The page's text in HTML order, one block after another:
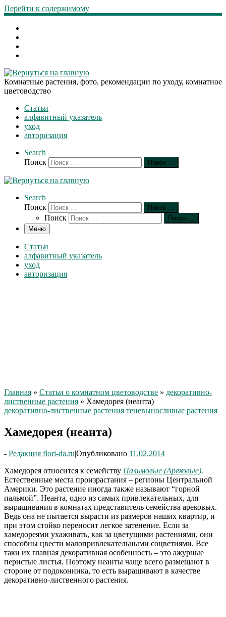
Перейти к содержимому
Комнатные растения, фото, рекомендации по уходу, комнатное
цветоводство
Статьи
алфавитный указатель
уход
авторизация
Search
Поиск
Поиск …
Search
Поиск
Поиск …
Поиск
Поиск …
Меню
Статьи
алфавитный указатель
уход
авторизация
Главная » Статьи о комнатном цветоводстве » декоративно-
лиственные растения » Хамедорея (неанта)
декоративно-лиственные растения теневыносливые растения
Хамедорея (неанта)
- Редакция flori-da.ru|Опубликовано 11.02.2014
Хамедорея относится к семейству Пальмовые (Арековые).
Естественные места произрастания – регионы Центральной
Америки. Это растение иногда также называют “горной
пальмой”. Неанта, одно из самых привлекательных, для
выращивания в комнатах представитель семейства арековых.
Ведь она не пытается вырасти из размеров наших квартир, и
при этом стойко переносит легкое затенение. Если за
хамедореями ухаживать, как за цветущими растениями, они
способны цвести малопривлекательными соцветиями. Все
таки их главная декоративная особенность – это ажурные
перистые листья. Поэтому неанты чаще всего размещают в
стороне от подоконника, то есть выращивают в качестве
декоративно-лиственного растения.